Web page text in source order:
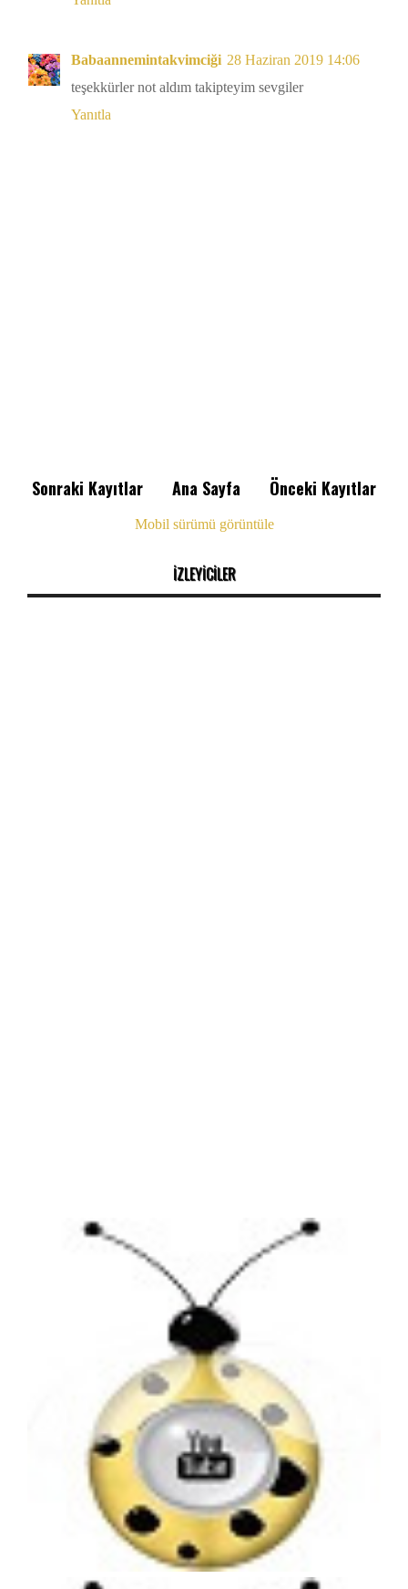
Babaannemintakvimciği 28 Haziran 2019 14:06
teşekkürler not aldım takipteyim sevgiler
Yanıtla
Sonraki Kayıtlar Önceki Kayıtlar
Ana Sayfa
Mobil sürümü görüntüle
İZLEYİCİLER